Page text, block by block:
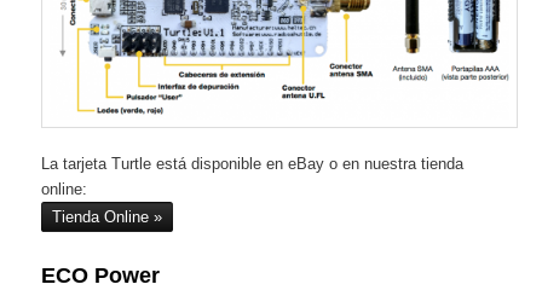
La tarjeta Turtle está disponible en eBay o en nuestra tienda
online:
Tienda Online
ECO Power